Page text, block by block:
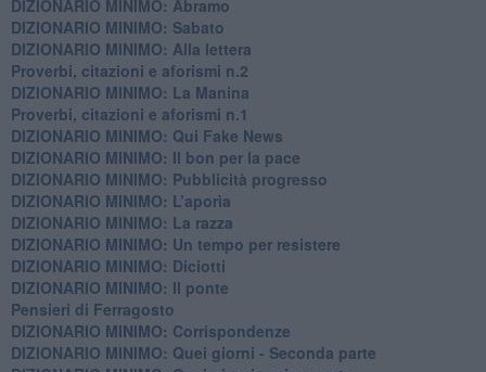
DIZIONARIO MINIMO: Abramo
DIZIONARIO MINIMO: Sabato
​DIZIONARIO MINIMO: Alla lettera
Proverbi, citazioni e aforismi n.2
DIZIONARIO MINIMO: La Manina
​Proverbi, citazioni e aforismi n.1
DIZIONARIO MINIMO: Qui Fake News
DIZIONARIO MINIMO: ​Il bon per la pace
DIZIONARIO MINIMO: Pubblicità progresso
DIZIONARIO MINIMO: L’aporìa
DIZIONARIO MINIMO: La razza
DIZIONARIO MINIMO: Un tempo per resistere
DIZIONARIO MINIMO: Diciotti
DIZIONARIO MINIMO: Il ponte
Pensieri di Ferragosto
DIZIONARIO MINIMO: Corrispondenze
DIZIONARIO MINIMO: Quei giorni - Seconda parte